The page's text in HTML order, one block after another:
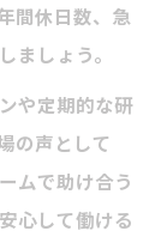
間休日数、急
ましょう。
や定期的な研
の声として
ムで助け合う
心して働ける